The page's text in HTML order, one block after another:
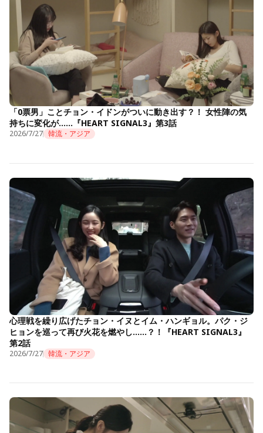
「0票男」ことチョン・イドンがついに動き出す？！ 女性陣の気
持ちに変化が……『HEART SIGNAL3』第3話
2026/7/27 韓流・アジア
心理戦を繰り広げたチョン・イヌとイム・ハンギョル。パク・ジ
ヒョンを巡って再び火花を燃やし……？！『HEART SIGNAL3』
第2話
2026/7/27 韓流・アジア